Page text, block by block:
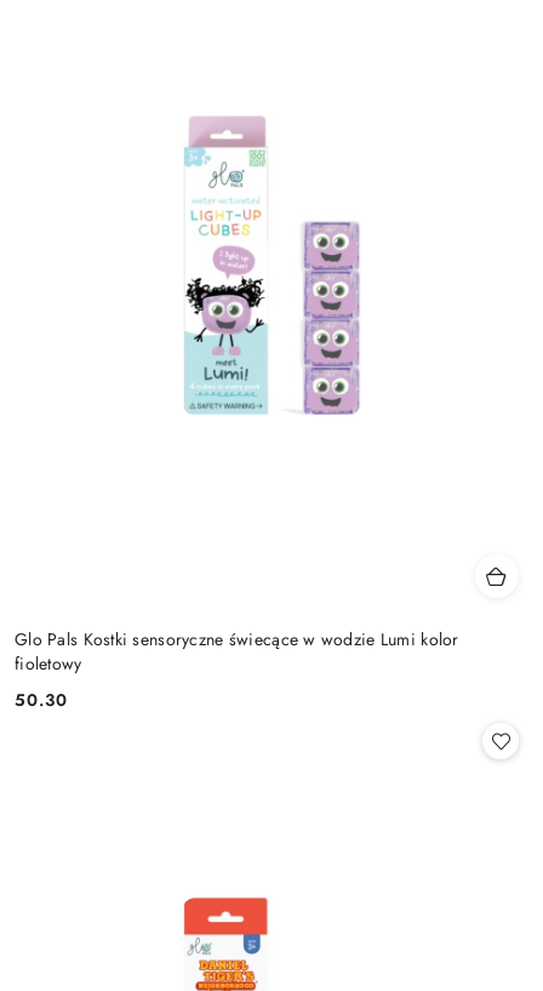
Glo Pals Kostki sensoryczne świecące w wodzie Lumi kolor
fioletowy
Cena:
50.30